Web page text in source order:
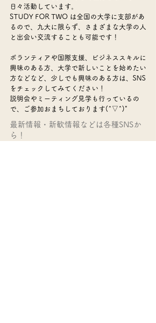
日々活動しています。
STUDY FOR TWO は全国の大学に支部があ
るので、九大に限らず、さまざまな大学の人
と出会い交流することも可能です！
ボランティアや国際支援、ビジネススキルに
興味のある方、大学で新しいことを始めたい
方などなど、少しでも興味のある方は、SNS
をチェックしてみてください！
説明会やミーティング見学も行っているの
で、ご参加おまちしております(^▽^)"
​最新情報・新歓情報などは各種SNSか
ら！